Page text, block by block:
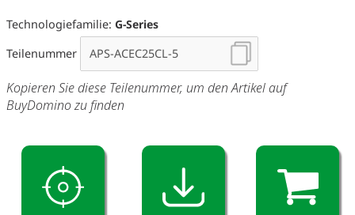
Technologiefamilie: G-Series
Teilenummer
Kopieren Sie diese Teilenummer, um den Artikel auf
BuyDomino zu finden